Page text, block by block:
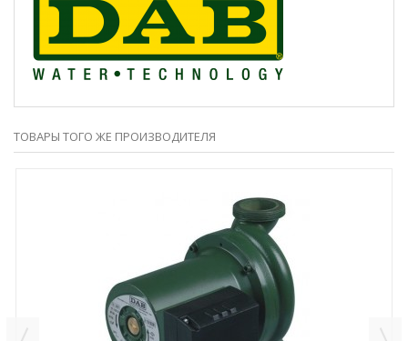
ТОВАРЫ ТОГО ЖЕ ПРОИЗВОДИТЕЛЯ